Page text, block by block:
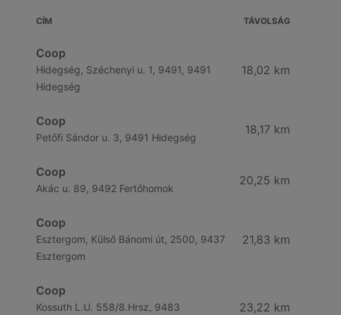
CÍM TÁVOLSÁG
Coop
Hidegség, Széchenyi u. 1, 9491, 9491
Hidegség
18,02 km
Coop
Petőfi Sándor u. 3, 9491 Hidegség
18,17 km
Coop
Akác u. 89, 9492 Fertőhomok
20,25 km
Coop
Esztergom, Külső Bánomi út, 2500, 9437
Esztergom
21,83 km
Coop
Kossuth L.U. 558/8.Hrsz, 9483
23,22 km